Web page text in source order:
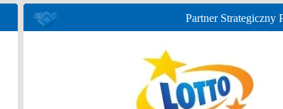
Partner